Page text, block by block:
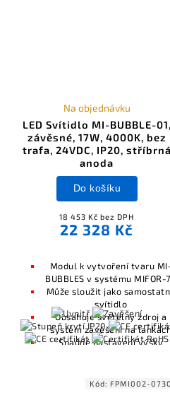
LED Svítidlo MI-BUBBLE-01,
závěsné, 17W, 4000K, bez
trafa, 24VDC, IP20, stříbrná
anoda
Na objednávku
18 453 Kč bez DPH
22 328 Kč
Do košíku
Modul k vytvoření tvaru
BUBBLES v systému MIFOR-
Může sloužit jako
svítidlo
Obsahuje světelný zdroj a
systém zavěšení na
Snadné nastavení výšky
osvětlení včetně Casambi
Kód: FPMI002-